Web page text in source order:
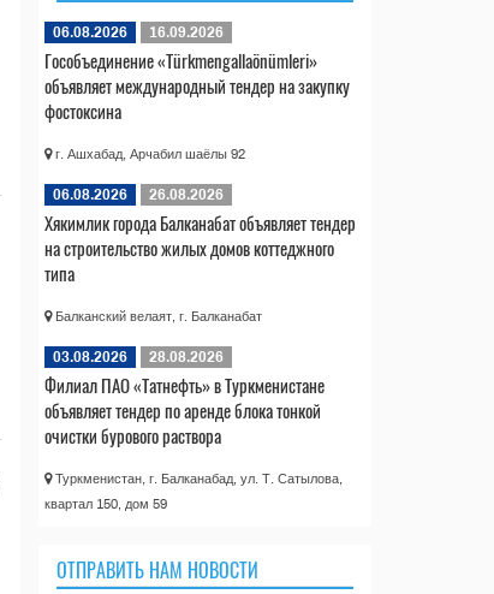
06.08.2026 16.09.2026
Гособъединение «Türkmengallaönümleri»
объявляет международный тендер на закупку
фостоксина
г. Ашхабад, Арчабил шаёлы 92
06.08.2026 26.08.2026
Хякимлик города Балканабат объявляет тендер
на строительство жилых домов коттеджного
типа
Балканский велаят, г. Балканабат
03.08.2026 28.08.2026
Филиал ПАО «Татнефть» в Туркменистане
объявляет тендер по аренде блока тонкой
очистки бурового раствора
Туркменистан, г. Балканабад, ул. Т. Сатылова,
квартал 150, дом 59
ОТПРАВИТЬ НАМ НОВОСТИ